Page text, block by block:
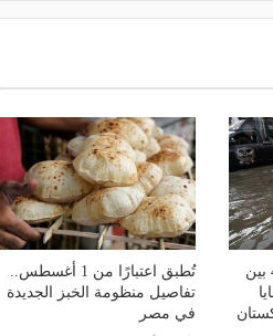
تضرر مئات المنازل.. 400 بين
تُطبق اعتبارًا من 1 أغسطس..
تفاصيل منظومة الخبز الجديدة
في مصر